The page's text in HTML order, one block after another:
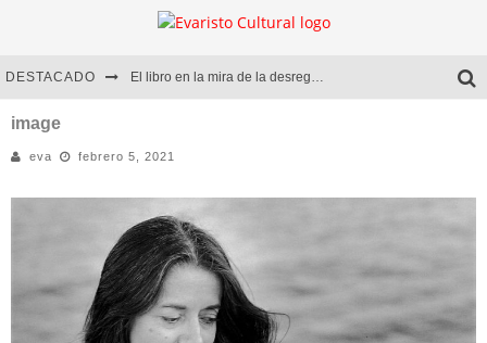
DESTACADO El libro en la mira de la desregulación
Diego Meret | Hotel Acapulco
image
eva febrero 5, 2021